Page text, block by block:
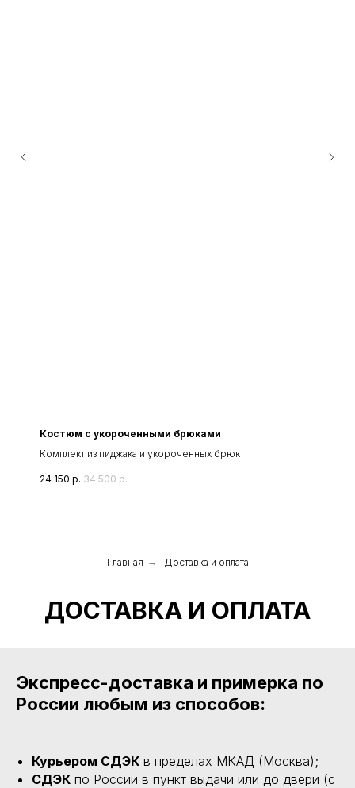
Костюм с укороченными брюками
Комплект из пиджака и укороченных брюк
24 150 р. 34 500 р.
Главная → Доставка и оплата
ДОСТАВКА И ОПЛАТА
Экспресс-доставка и примерка по
России любым из способов:
Курьером СДЭК в пределах МКАД (Москва);
СДЭК по России в пункт выдачи или до двери (с